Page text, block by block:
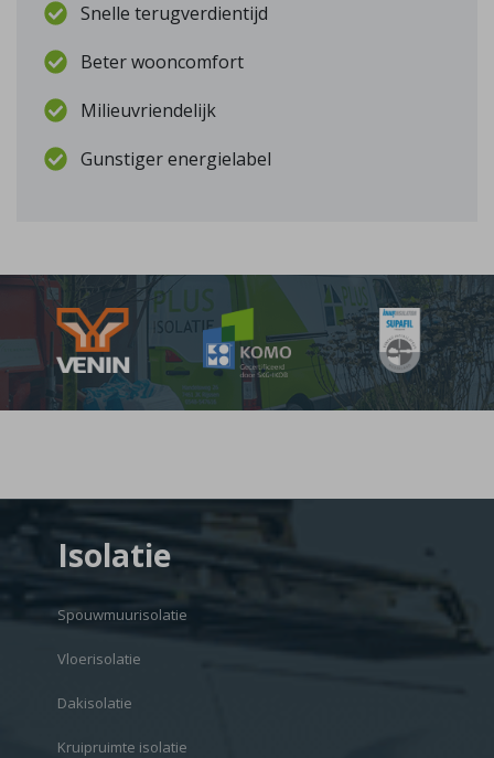
Snelle terugverdientijd
Beter wooncomfort
Milieuvriendelijk
Gunstiger energielabel
Isolatie
Spouwmuurisolatie
Vloerisolatie
Dakisolatie
Kruipruimte isolatie